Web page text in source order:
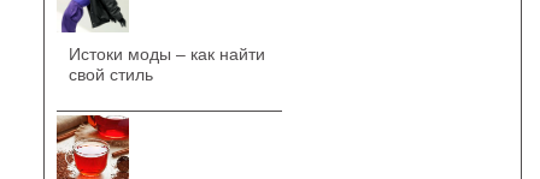
Истоки моды – как найти
свой стиль